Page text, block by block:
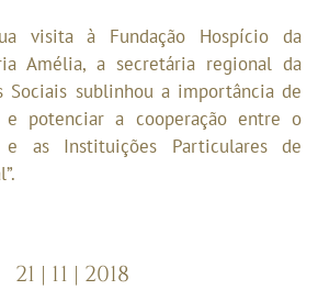
visita à Fundação Hospício da
Amélia, a secretária regional da
Sociais sublinhou a importância de
e potenciar a cooperação entre o
e as Instituições Particulares de
21 | 11 | 2018